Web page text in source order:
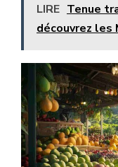
LIRE Tenue
découvrez les